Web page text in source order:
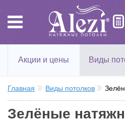
Акции и цены Виды
Главная Виды потолков
Зелёные